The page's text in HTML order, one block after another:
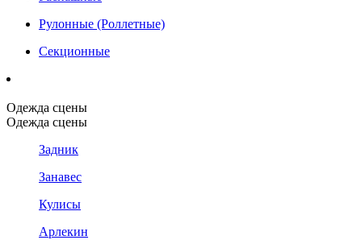
Рулонные (Роллетные)
Секционные
Одежда сцены
Одежда сцены
Задник
Занавес
Кулисы
Арлекин